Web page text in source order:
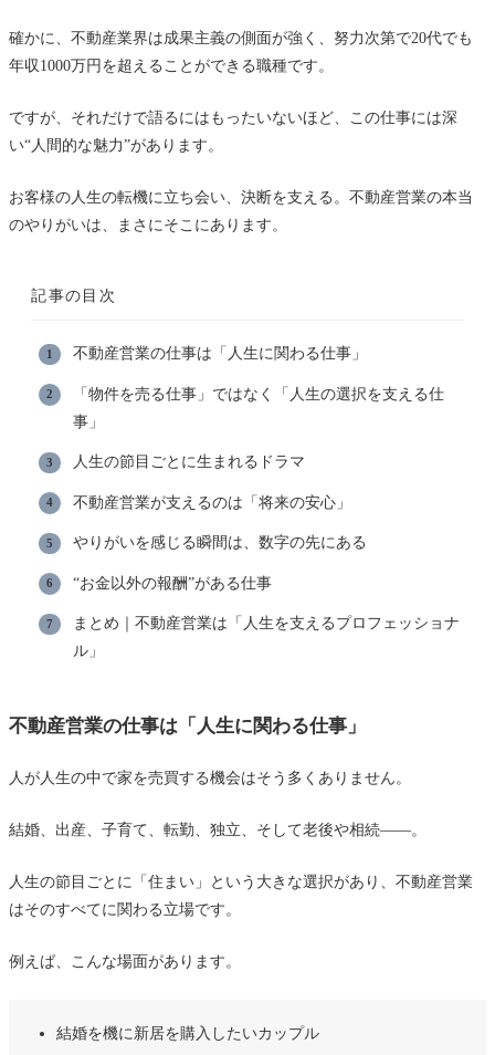
確かに、不動産業界は成果主義の側面が強く、努力次第で20代でも
年収1000万円を超えることができる職種です。
ですが、それだけで語るにはもったいないほど、この仕事には深
い“人間的な魅力”があります。
お客様の人生の転機に立ち会い、決断を支える。不動産営業の本当
のやりがいは、まさにそこにあります。
記事の目次
不動産営業の仕事は「人生に関わる仕事」
「物件を売る仕事」ではなく「人生の選択を支える仕
事」
人生の節目ごとに生まれるドラマ
不動産営業が支えるのは「将来の安心」
やりがいを感じる瞬間は、数字の先にある
“お金以外の報酬”がある仕事
まとめ｜不動産営業は「人生を支えるプロフェッショナ
ル」
不動産営業の仕事は「人生に関わる仕事」
人が人生の中で家を売買する機会はそう多くありません。
結婚、出産、子育て、転勤、独立、そして老後や相続――。
人生の節目ごとに「住まい」という大きな選択があり、不動産営業
はそのすべてに関わる立場です。
例えば、こんな場面があります。
結婚を機に新居を購入したいカップル